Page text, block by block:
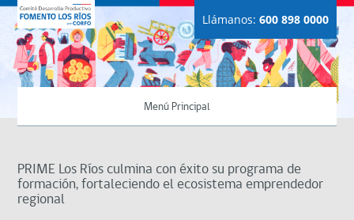
Llámanos: 600 898 0000
Menú Principal
PRIME Los Ríos culmina con éxito su programa de
formación, fortaleciendo el ecosistema emprendedor
regional